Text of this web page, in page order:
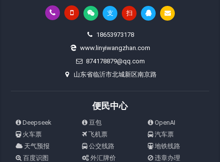
支 扫
18653973178
www.linyiwangzhan.com
874178879@qq.com
山东省临沂市北城新区南京路
便民中心
Deepseek 豆包
OpenAI
火车票
飞机票
汽车票
天气预报
公交线路
地铁线路
百度识图
外汇牌价
违章办理